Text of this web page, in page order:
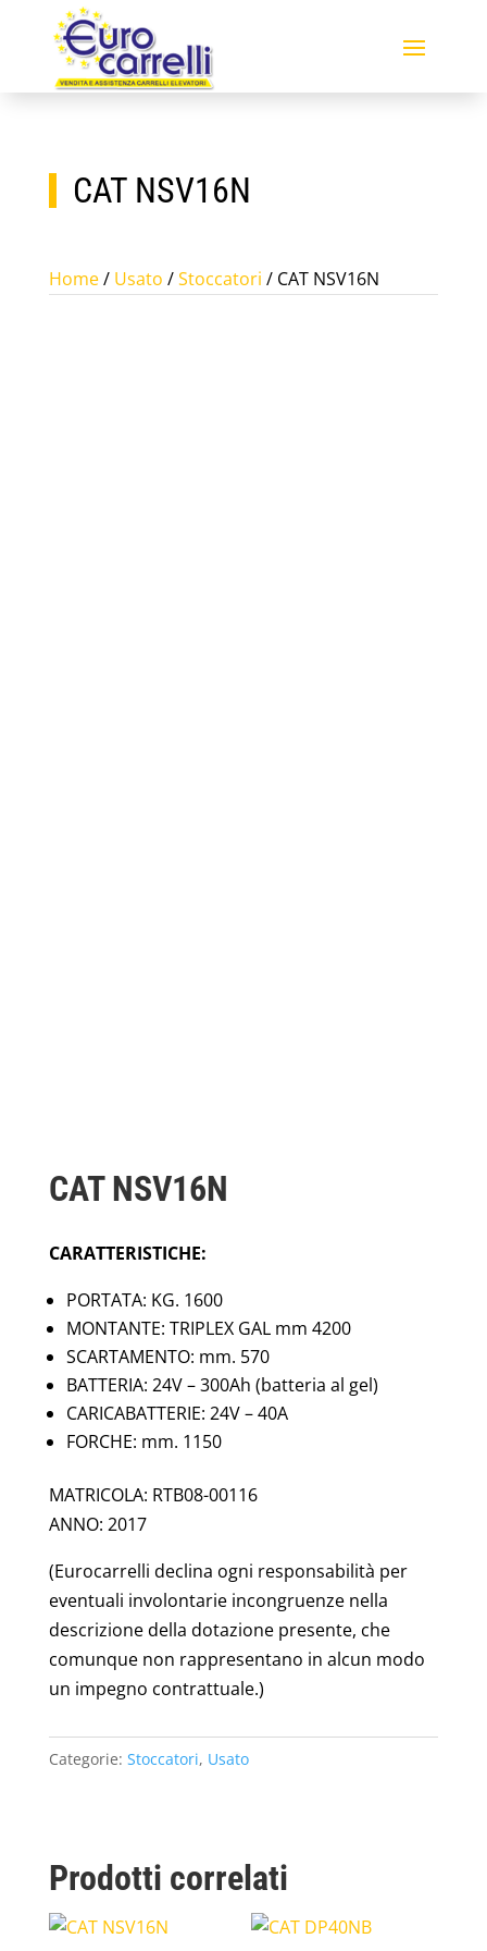
CAT NSV16N
Home/ Usato /Stoccatori / CAT NSV16N
CAT NSV16N
CARATTERISTICHE:
PORTATA: KG. 1600
MONTANTE: TRIPLEX GAL mm 4200
SCARTAMENTO: mm. 570
BATTERIA: 24V – 300Ah (batteria al gel)
CARICABATTERIE: 24V – 40A
FORCHE: mm. 1150
MATRICOLA: RTB08-00116
ANNO: 2017
(Eurocarrelli declina ogni responsabilità per
eventuali involontarie incongruenze nella
descrizione della dotazione presente, che
comunque non rappresentano in alcun modo
un impegno contrattuale.)
Categorie: Stoccatori, Usato
Prodotti correlati